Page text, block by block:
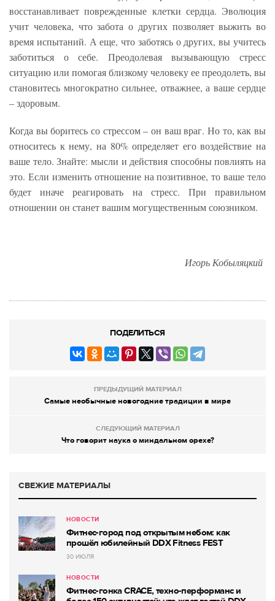
восстанавливает поврежденные клетки сердца. Эволюция
учит человека, что забота о других позволяет выжить во
время испытаний. А еще, что заботясь о других, вы учитесь
заботиться о себе. Преодолевая вызывающую стресс
ситуацию или помогая близкому человеку ее преодолеть, вы
становитесь многократно сильнее, отважнее, а ваше сердце
– здоровым.
Когда вы боритесь со стрессом – он ваш враг. Но то, как вы
относитесь к нему, на 80% определяет его воздействие на
ваше тело. Знайте: мысли и действия способны повлиять на
это. Если изменить отношение на позитивное, то ваше тело
будет иначе реагировать на стресс. При правильном
отношении он станет вашим могущественным союзником.
Игорь Кобыляцкий
ПОДЕЛИТЬСЯ
ПРЕДЫДУЩИЙ МАТЕРИАЛ
Самые необычные новогодние традиции в мире
СЛЕДУЮЩИЙ МАТЕРИАЛ
Что говорит наука о миндальном орехе?
СВЕЖИЕ МАТЕРИАЛЫ
НОВОСТИ
Фитнес-город под открытым небом: как
прошёл юбилейный DDX Fitness FEST
30 ИЮЛЯ
НОВОСТИ
Фитнес-гонка CRACE, техно-перформанс и